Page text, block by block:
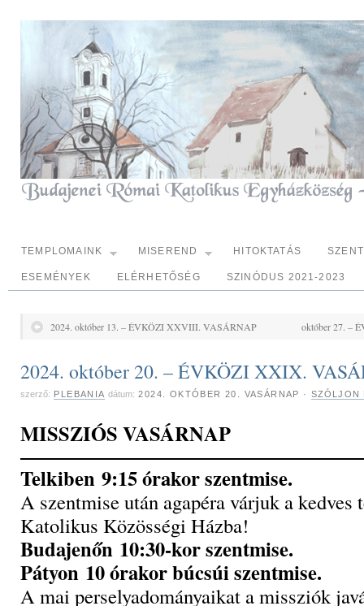
TEMPLOMAINK MISEREND HITOKTATÁS
ESEMÉNYEK ELÉRHETŐSÉG SZINÓDUS 2021-2023
2024. október 13. – ÉVKÖZI XXVIII. VASÁRNAP október 27. –
2024. október 20. – ÉVKÖZI XXIX.
szerző: PLEBANIA dátum: 2024. OKTÓBER 20. VASÁRNAP ·SZÓLJON
MISSZIÓS VASÁRNAP
Telkiben 9:15 órakor szentmise.
A szentmise után agapéra várjuk a kedves
Katolikus Közösségi Házba!
Budajenőn 10:30-kor szentmise.
Pátyon 10 órakor búcsúi szentmise.
A mai perselyadományaikat a missziók